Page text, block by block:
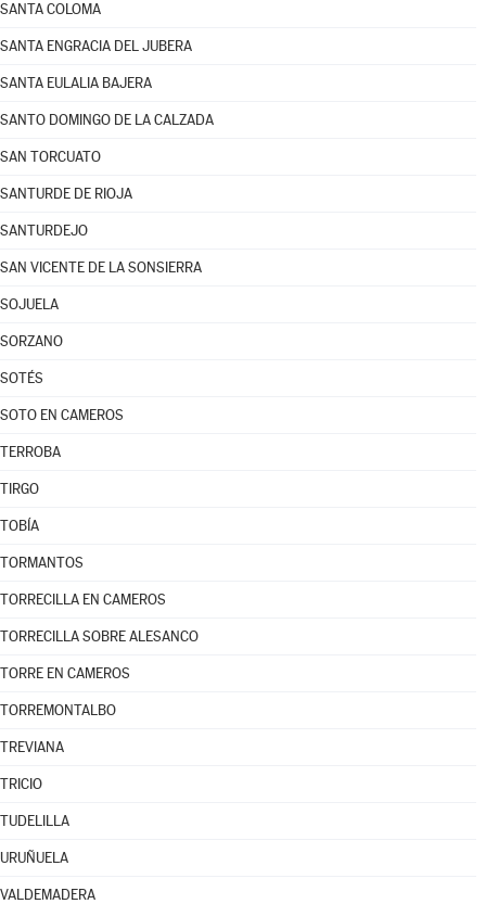
SANTA COLOMA
SANTA ENGRACIA DEL JUBERA
SANTA EULALIA BAJERA
SANTO DOMINGO DE LA CALZADA
SAN TORCUATO
SANTURDE DE RIOJA
SANTURDEJO
SAN VICENTE DE LA SONSIERRA
SOJUELA
SORZANO
SOTÉS
SOTO EN CAMEROS
TERROBA
TIRGO
TOBÍA
TORMANTOS
TORRECILLA EN CAMEROS
TORRECILLA SOBRE ALESANCO
TORRE EN CAMEROS
TORREMONTALBO
TREVIANA
TRICIO
TUDELILLA
URUÑUELA
VALDEMADERA